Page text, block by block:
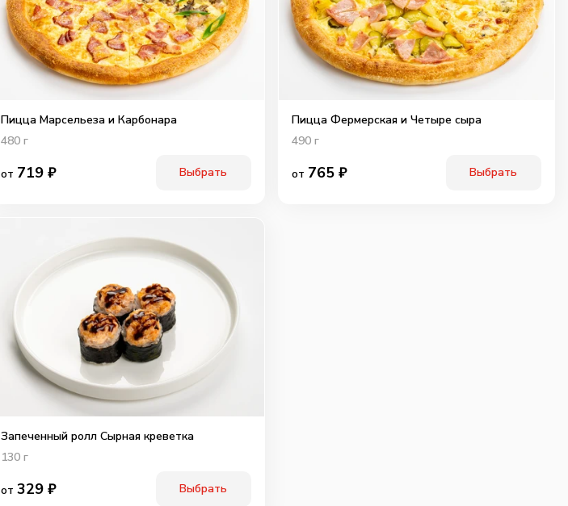
Пицца Марсельеза и Карбонара
480 г
от 719₽ Выбрать
Пицца Фермерская и Четыре сыра
490г
от 765 ₽ Выбрать
Запеченный ролл Сырная креветка
130 г
от329₽ Выбрать